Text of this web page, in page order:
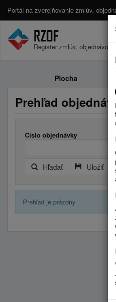
Portál na zverejňovanie zmlúv,
Register zmlúv, objednávok a
Plocha
Prehľad
Číslo objednávky
Hľadať Uložiť
Prehľad je prázdny